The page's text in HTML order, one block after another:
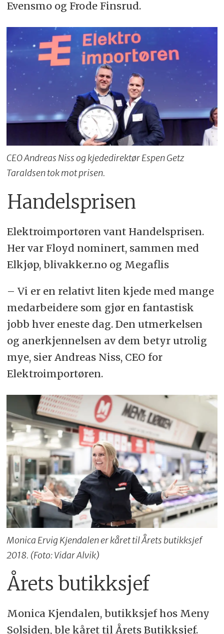
Evensmo og Frode Finsrud.
CEO Andreas Niss og kjededirektør Espen Getz
Taraldsen tok mot prisen.
Handelsprisen
Elektroimportøren vant Handelsprisen.
Her var Floyd nominert, sammen med
Elkjøp, blivakker.no og Megaflis
– Vi er en relativt liten kjede med mange
medarbeidere som gjør en fantastisk
jobb hver eneste dag. Den utmerkelsen
og anerkjennelsen av dem betyr utrolig
mye, sier Andreas Niss, CEO for
Elektroimportøren.
Monica Ervig Kjendalen er kåret til Årets butikksjef
2018. (Foto: Vidar Alvik)
Årets butikksjef
Monica Kjendalen, butikksjef hos Meny
Solsiden, ble kåret til Årets Butikksjef.